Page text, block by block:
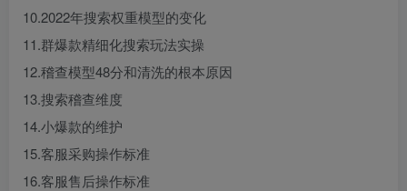
10.2022年搜索权重模型的变化
11.群爆款精细化搜索玩法实操
12.稽查模型48分和清洗的根本原因
13.搜索稽查维度
14.小爆款的维护
15.客服采购操作标准
16.客服售后操作标准